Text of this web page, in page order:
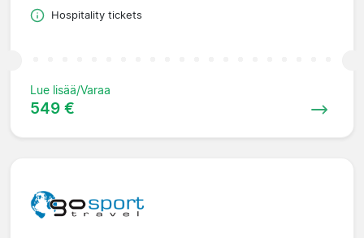
Hospitality tickets
Lue lisää/Varaa
549 €